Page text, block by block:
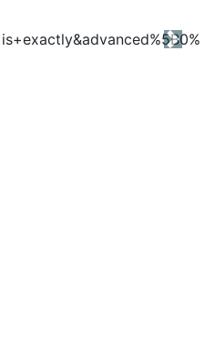
Next